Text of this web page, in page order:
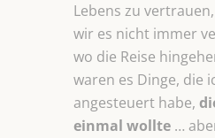
Lebens zu
wir es nicht immer
wo die Reise
waren es Dinge, die
angesteuert habe,
einmal wollte …